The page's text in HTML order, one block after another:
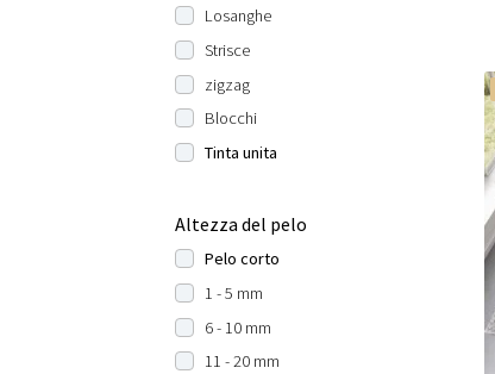
Losanghe
Strisce
zigzag
Blocchi
Tinta unita
Altezza del pelo
Pelo corto
1 - 5 mm
6 - 10 mm
11 - 20 mm